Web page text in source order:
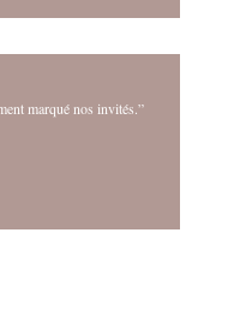
marqué nos invités.”